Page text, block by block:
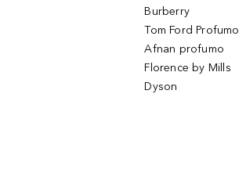
Burberry
Tom Ford Profumo
Afnan profumo
Florence by Mills
Dyson